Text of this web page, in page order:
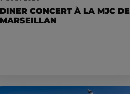
DINER CONCERT À LA MJC DE
MARSEILLAN